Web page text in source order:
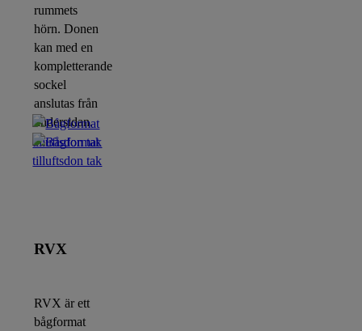
rummets
hörn. Donen
kan med en
kompletterande
sockel
anslutas från
undersidan.
RVX
RVX är ett
bågformat